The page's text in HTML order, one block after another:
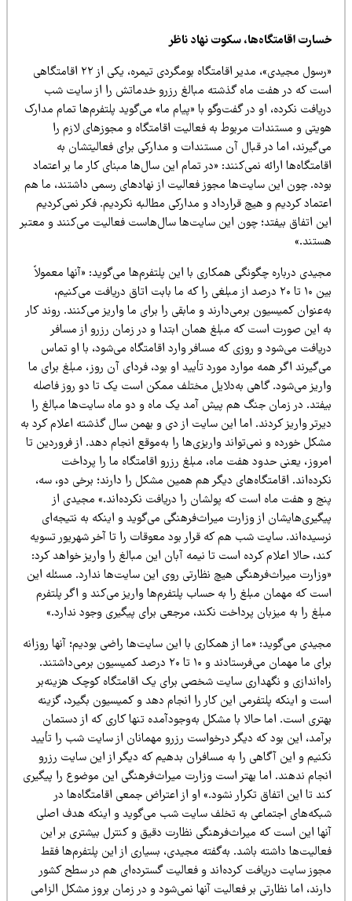
اقامتگاه‌ها، سکوت نهاد ناظر
«رسول مجیدی»، مدیر اقامتگاه بومگردی تیمره، یکی از ۲۲ اقامتگاهی
که در هفت ماه گذشتهمبالغ رزرو خدماتش را از سایت شب
نکرده، او در گفت‌وگو با «پیام ما» می‌گویدپلتفرم‌ها تمام مدارک
و مستندات مربوط به فعالیت اقامتگاه و مجوزهای لازم را
اما در قبال آن مستندات و مدارکی برای فعالیتشان به
ارائه نمی‌کنند: «در تمام این سال‌ها مبنای کار ما بر اعتماد
چون این سایت‌ها مجوز فعالیت از نهادهای رسمی داشتند، ما هم
کردیم و هیچ قرارداد و مدارکی مطالبه نکردیم. فکر نمی‌کردیم
اتفاق بیفتد؛ چون این سایت‌ها سال‌هاست فعالیت می‌کنند و معتبر
درباره چگونگی همکاری با این پلتفرم‌ها می‌گوید: «آنها معمولاً
بین ۱۰ تا ۲۰ درصد از مبلغی را که ما بابت اتاق دریافت می‌کنیم،
کمیسیون برمی‌دارند و مابقی را برای ما واریز می‌کنند. روند کار
این صورت است که مبلغ همان ابتدا و در زمان رزرو از مسافر
می‌شود و روزی که مسافر وارد اقامتگاه می‌شود، با او تماس
اگر همه موارد مورد تأیید او بود، فردای آن روز، مبلغ برای ما
می‌شود. گاهی به‌دلایل مختلف ممکن است یک تا دو روز فاصله
در زمان جنگ هم پیش آمد یک ماه و دو ماه سایت‌ها مبالغ را
واریز کردند. اما این سایت از دی و بهمن سال گذشته اعلام کرد به
خورده و نمی‌تواند واریزی‌ها را به‌موقع انجام دهد. از فروردین تا
یعنی حدود هفت ماه، مبلغ رزرو اقامتگاه ما را پرداخت
اقامتگاه‌های دیگر هم همین مشکل را دارند؛ برخی دو، سه،
و هفت ماه است که پولشان را دریافت نکرده‌اند.» مجیدی از
از وزارت میراث‌فرهنگی می‌گوید و اینکه به نتیجه‌ای
سایت شب هم که قرار بود معوقات را تا آخر شهریور تسویه
حالا اعلام کرده است تا نیمه آبان این مبالغ را واریز خواهد کرد:
میراث‌فرهنگی هیچ نظارتی روی این سایت‌ها ندارد. مسئله این
که مهمان مبلغ را به حساب پلتفرم‌ها واریز می‌کند و اگر پلتفرم
را به میزبان پرداخت نکند، مرجعی برای پیگیری وجود ندارد.»
می‌گوید: «ما از همکاری با این سایت‌ها راضی بودیم؛ آنها روزانه
برای ما مهمان می‌فرستادند و ۱۰ تا ۲۰ درصد کمیسیون برمی‌داشتند.
و نگهداری سایت شخصی برای یک اقامتگاه کوچک هزینه‌بر
و اینکه پلتفرمی این کار را انجام دهد و کمیسیون بگیرد، گزینه
است. اما حالا با مشکل به‌وجودآمده تنها کاری که از دستمان
این بود که دیگر درخواست رزرو مهمانان از سایت شب را تأیید
و این آگاهی را به مسافران بدهیم که دیگر از این سایت رزرو
ندهند. اما بهتر است وزارت میراث‌فرهنگی این موضوع را پیگیری
تا این اتفاق تکرار نشود.» او از اعتراض جمعی اقامتگاه‌ها در
اجتماعی به تخلف سایت شب می‌گوید و اینکه هدف اصلی
این است که میراث‌فرهنگی نظارت دقیق و کنترل بیشتری بر این
داشته باشد. به‌گفته مجیدی، بسیاری از این پلتفرم‌ها فقط
سایت دریافت کرده‌اند و فعالیت گسترده‌ای هم در سطح کشور
اما نظارتی بر فعالیت آنها نمی‌شود و در زمان بروز مشکل الزامی